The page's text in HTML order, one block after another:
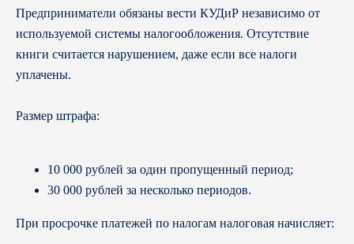
Предприниматели обязаны вести КУДиР независимо от
используемой системы налогообложения. Отсутствие
книги считается нарушением, даже если все налоги
уплачены.
Размер штрафа:
10 000 рублей за один пропущенный период;
30 000 рублей за несколько периодов.
При просрочке платежей по налогам налоговая начисляет:
Оформление бизнес-плана
Инвентаризация ТМЦ
Юридическое и налоговое
сопровождение
Налоговое право
Корпоративное право
Услуги для иностранных компаний
1994−2026 СберРешения— полный
бухгалтерского и налогового учёта,
юридических услуг